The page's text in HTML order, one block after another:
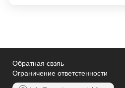
Обратная свзяь
Ограничение ответстенности